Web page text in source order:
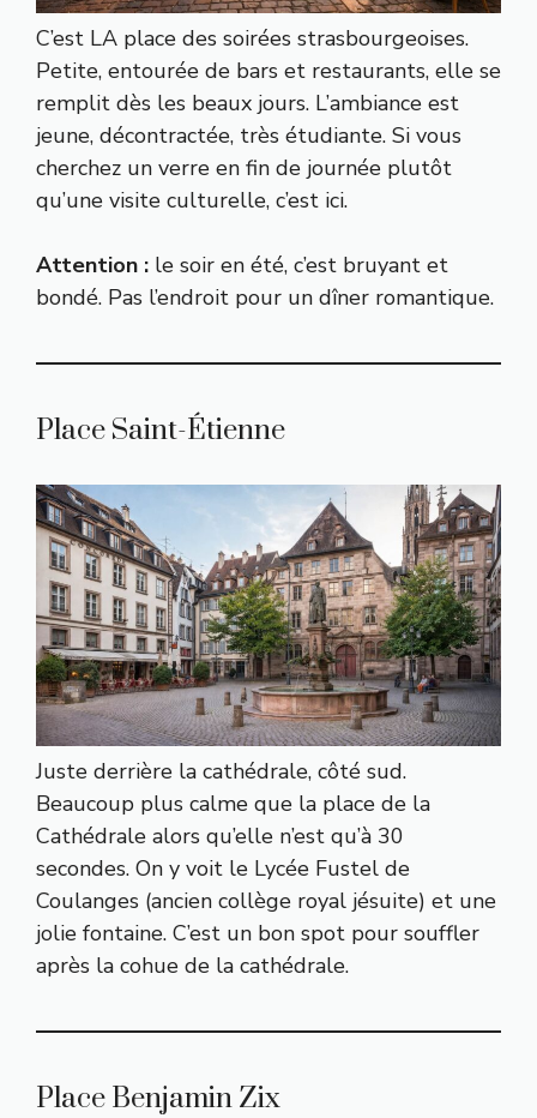
C’est LA place des soirées strasbourgeoises.
Petite, entourée de bars et restaurants, elle se
remplit dès les beaux jours. L’ambiance est
jeune, décontractée, très étudiante. Si vous
cherchez un verre en fin de journée plutôt
qu’une visite culturelle, c’est ici.
Attention : le soir en été, c’est bruyant et
bondé. Pas l’endroit pour un dîner romantique.
Place Saint-Étienne
Juste derrière la cathédrale, côté sud.
Beaucoup plus calme que la place de la
Cathédrale alors qu’elle n’est qu’à 30
secondes. On y voit le Lycée Fustel de
Coulanges (ancien collège royal jésuite) et une
jolie fontaine. C’est un bon spot pour souffler
après la cohue de la cathédrale.
Place Benjamin Zix